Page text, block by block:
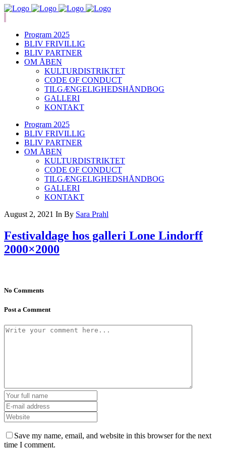
Program 2025
BLIV FRIVILLIG
BLIV PARTNER
OM ÅBEN
KULTURDISTRIKTET
CODE OF CONDUCT
TILGÆNGELIGHEDSHÅNDBOG
GALLERI
KONTAKT
Program 2025
BLIV FRIVILLIG
BLIV PARTNER
OM ÅBEN
KULTURDISTRIKTET
CODE OF CONDUCT
TILGÆNGELIGHEDSHÅNDBOG
GALLERI
KONTAKT
August 2, 2021 In By Sara Prahl
Festivaldage hos galleri Lone Lindorff
2000×2000
No Comments
Post a Comment
Save my name, email, and website in this browser for the next
time I comment.